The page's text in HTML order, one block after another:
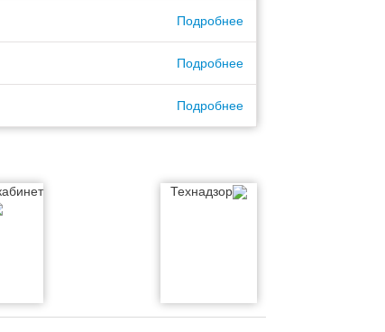
Подробнее
Подробнее
Подробнее
Технадзор